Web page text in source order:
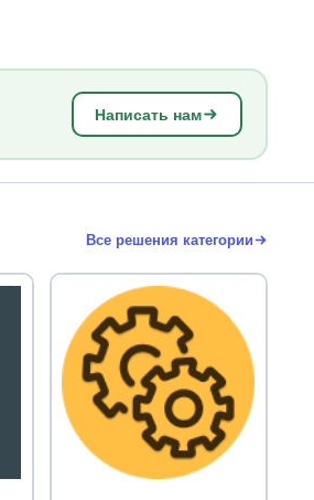
Написать нам
Все решения категории